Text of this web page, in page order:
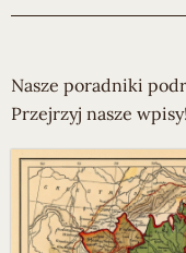
Nasze poradniki
Przejrzyj nasze wpisy!